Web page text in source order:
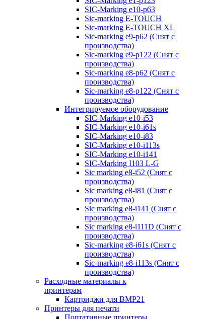
SIC-Marking e10-p63
Sic-marking E-TOUCH
Sic-marking E-TOUCH XL
Sic-marking e9-p62 (Снят с
производства)
Sic-marking e9-p122 (Снят с
производства)
Sic-marking e8-p62 (Снят с
производства)
Sic-marking e8-p122 (Снят с
производства)
Интегрируемое оборудование
SIC-Marking e10-i53
SIC-Marking e10-i61s
SIC-Marking e10-i83
SIC-Marking e10-i113s
SIC-Marking e10-i141
SIC-Marking I103 L-G
Sic marking e8-i52 (Снят с
производства)
Sic marking e8-i81 (Снят с
производства)
Sic marking e8-i141 (Снят с
производства)
Sic marking e8-i111D (Снят с
производства)
Sic-marking e8-i61s (Снят с
производства)
Sic-marking e8-i113s (Снят с
производства)
Расходные материалы к
принтерам
Картриджи для BMP21
Принтеры для печати
Портативные принтеры